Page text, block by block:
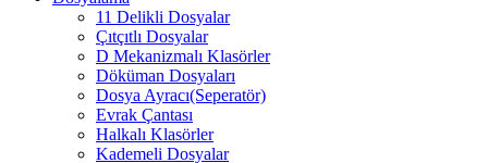
11 Delikli Dosyalar
Çıtçıtlı Dosyalar
D Mekanizmalı Klasörler
Döküman Dosyaları
Dosya Ayracı(Seperatör)
Evrak Çantası
Halkalı Klasörler
Kademeli Dosyalar